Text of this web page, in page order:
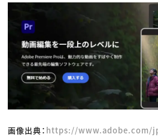
画像出典： https://www.adobe.com/